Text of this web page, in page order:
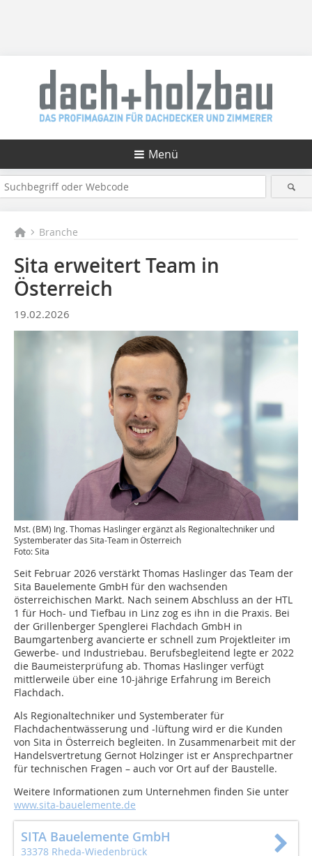
Menü
Branche
Sita erweitert Team in
Österreich
19.02.2026
Mst. (BM) Ing. Thomas Haslinger ergänzt als Regionaltechniker und
Systemberater das Sita-Team in Österreich
Foto: Sita
Seit Februar 2026 verstärkt Thomas Haslinger das Team der
Sita Bauelemente GmbH für den wachsenden
österreichischen Markt. Nach seinem Abschluss an der HTL
1 für Hoch- und Tiefbau in Linz zog es ihn in die Praxis. Bei
der Grillenberger Spenglerei Flachdach GmbH in
Baumgartenberg avancierte er schnell zum Projektleiter im
Gewerbe- und Industriebau. Berufsbegleitend legte er 2022
die Baumeisterprüfung ab. Thomas Haslinger verfügt
mittlerweile über eine 10-jährige Erfahrung im Bereich
Flachdach.
Als Regionaltechniker und Systemberater für
Flachdachentwässerung und -lüftung wird er die Kunden
von Sita in Österreich begleiten. In Zusammenarbeit mit der
Handelsvertretung Gernot Holzinger ist er Ansprechpartner
für technischen Fragen – auch vor Ort auf der Baustelle.
Weitere Informationen zum Unternehmen finden Sie unter
www.sita-bauelemente.de
SITA Bauelemente GmbH
33378 Rheda-Wiedenbrück